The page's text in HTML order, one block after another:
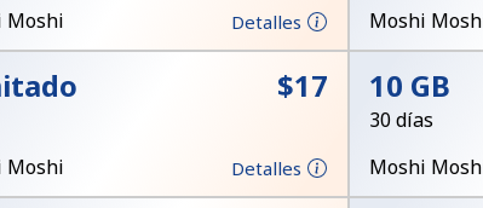
Moshi
Detalles
Moshi
⁦$17⁩
Moshi
Detalles
10 GB
30 días
Moshi